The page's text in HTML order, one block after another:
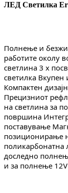
ЛЕД Светилка
Полнење и
работите околу
светлина 3 x
светилка Вкупен
Компактен
Прецизниот
на светлина за
површина
поставување
позиционирање
поликарбонатна
доследно
и за полнење